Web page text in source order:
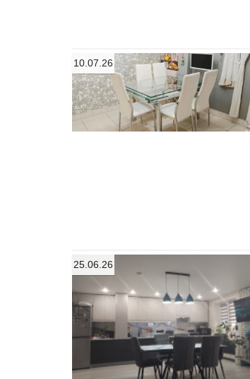
10.07.26
25.06.26